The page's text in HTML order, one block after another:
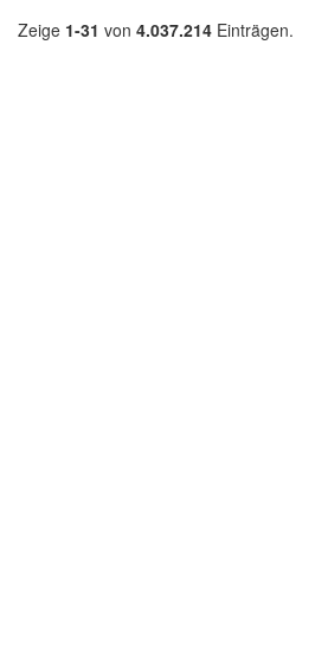
Zeige 1-31 von 4.037.214 Einträgen.